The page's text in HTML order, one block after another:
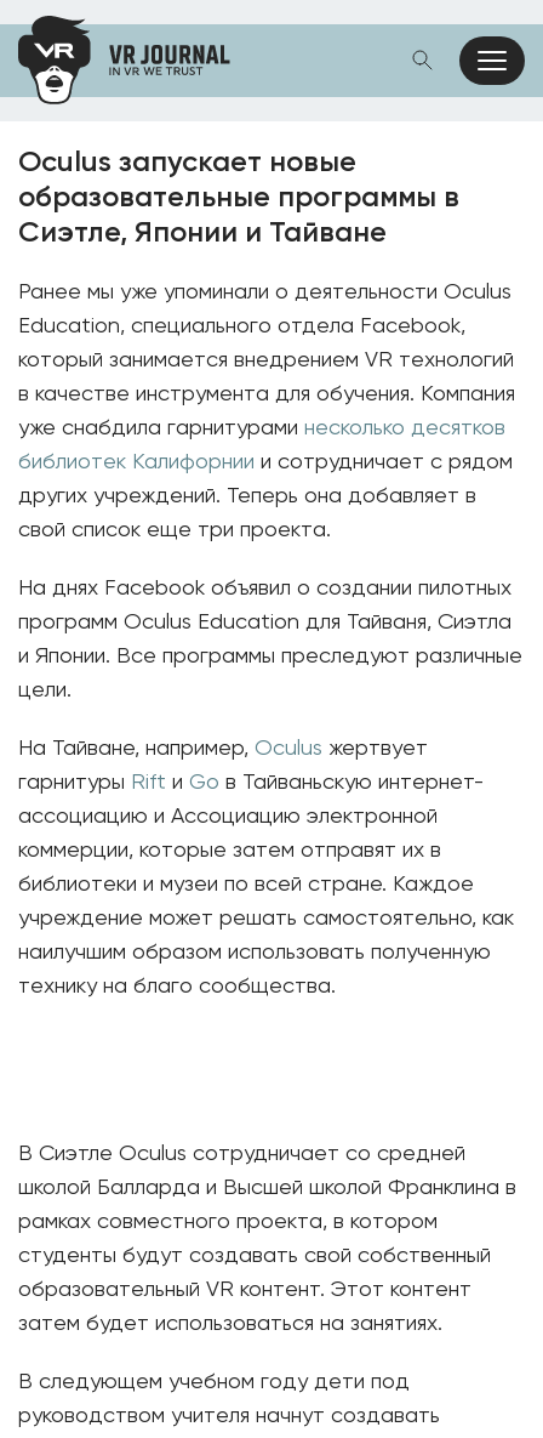
Oculus запускает новые
образовательные программы в
Сиэтле, Японии и Тайване
Ранее мы уже упоминали о деятельности Oculus
Education, специального отдела Facebook,
который занимается внедрением VR технологий
в качестве инструмента для обучения. Компания
уже снабдила гарнитурами несколько десятков
библиотек Калифорнии и сотрудничает с рядом
других учреждений. Теперь она добавляет в
свой список еще три проекта.
На днях Facebook объявил о создании пилотных
программ Oculus Education для Тайваня, Сиэтла
и Японии. Все программы преследуют различные
цели.
На Тайване, например, Oculus жертвует
гарнитуры Rift и Go в Тайваньскую интернет-
ассоциацию и Ассоциацию электронной
коммерции, которые затем отправят их в
библиотеки и музеи по всей стране. Каждое
учреждение может решать самостоятельно, как
наилучшим образом использовать полученную
технику на благо сообщества.
В Сиэтле Oculus сотрудничает со средней
школой Балларда и Высшей школой Франклина в
рамках совместного проекта, в котором
студенты будут создавать свой собственный
образовательный VR контент. Этот контент
затем будет использоваться на занятиях.
В следующем учебном году дети под
руководством учителя начнут создавать